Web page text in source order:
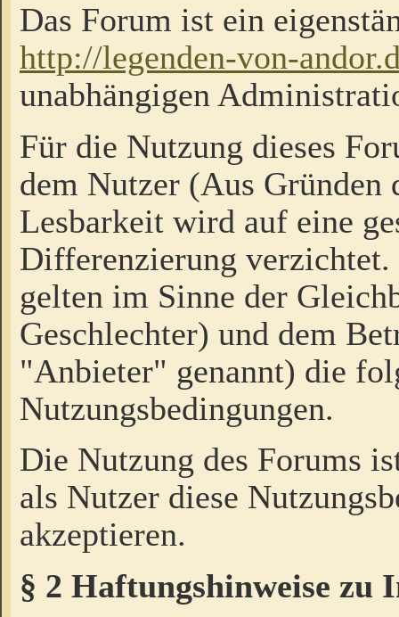
Das Forum ist ein
http://legenden-von-
unabhängigen
Für die Nutzung dieses
dem Nutzer (Aus Gründen
Lesbarkeit wird auf eine
Differenzierung
gelten im Sinne der
Geschlechter) und dem
"Anbieter" genannt) die
Nutzungsbedingungen.
Die Nutzung des Forums
als Nutzer diese
akzeptieren.
§ 2 Haftungshinweise zu